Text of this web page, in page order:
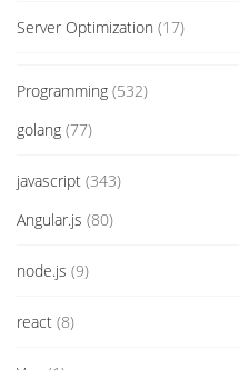
Server Optimization (17)
Programming (532)
golang (77)
javascript (343)
Angular.js (80)
node.js (9)
react (8)